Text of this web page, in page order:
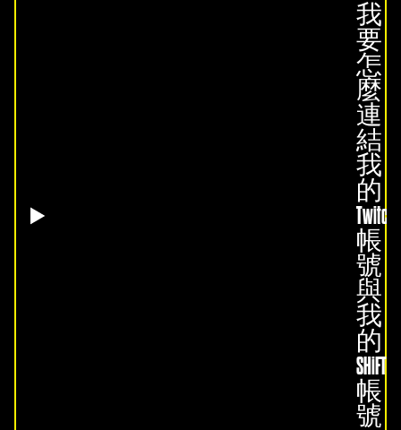
我
要
怎
麼
連
結
我
的
Twitch
帳
號
與
我
的
SHiFT
帳
號